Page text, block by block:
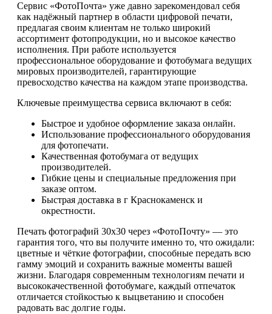
Сервис «ФотоПочта» уже давно зарекомендовал себя
как надёжный партнер в области цифровой печати,
предлагая своим клиентам не только широкий
ассортимент фотопродукции, но и высокое качество
исполнения. При работе используется
профессиональное оборудование и фотобумага ведущих
мировых производителей, гарантирующие
превосходство качества на каждом этапе производства.
Ключевые преимущества сервиса включают в себя:
Быстрое и удобное оформление заказа онлайн.
Использование профессионального оборудования
для фотопечати.
Качественная фотобумага от ведущих
производителей.
Гибкие цены и специальные предложения при
заказе оптом.
Быстрая доставка в г Краснокаменск и
окрестности.
Печать фотографий 30х30 через «ФотоПочту» — это
гарантия того, что вы получите именно то, что ожидали:
цветные и чёткие фотографии, способные передать всю
гамму эмоций и сохранить важные моменты вашей
жизни. Благодаря современным технологиям печати и
высококачественной фотобумаге, каждый отпечаток
отличается стойкостью к выцветанию и способен
радовать вас долгие годы.